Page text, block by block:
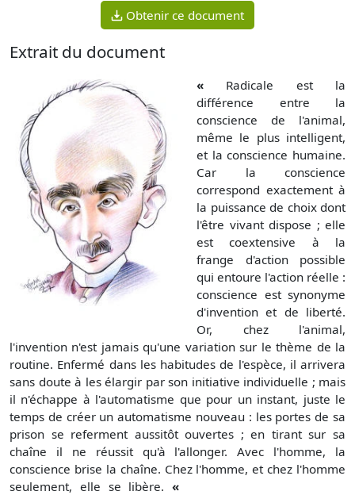
Obtenir ce document
Extrait du document
« Radicale est la
différence entre la
conscience de l'animal,
même le plus intelligent,
et la conscience humaine.
Car la conscience
correspond exactement à
la puissance de choix dont
l'être vivant dispose ; elle
est coextensive à la
frange d'action possible
qui entoure l'action réelle :
conscience est synonyme
d'invention et de liberté.
Or, chez l'animal,
l'invention n'est jamais qu'une variation sur le thème de la
routine. Enfermé dans les habitudes de l'espèce, il arrivera
sans doute à les élargir par son initiative individuelle ; mais
il n'échappe à l'automatisme que pour un instant, juste le
temps de créer un automatisme nouveau : les portes de sa
prison se referment aussitôt ouvertes ; en tirant sur sa
chaîne il ne réussit qu'à l'allonger. Avec l'homme, la
conscience brise la chaîne. Chez l'homme, et chez l'homme
seulement, elle se libère.«